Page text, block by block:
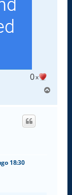
0x
r
18:30